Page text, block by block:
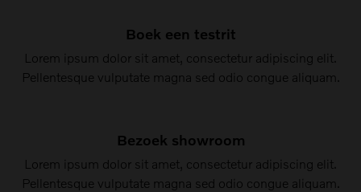
Boek een testrit
Lorem ipsum dolor sit amet, consectetur adipiscing elit.
Pellentesque vulputate magna sed odio congue aliquam.
Bezoek showroom
Lorem ipsum dolor sit amet, consectetur adipiscing elit.
Pellentesque vulputate magna sed odio congue aliquam.